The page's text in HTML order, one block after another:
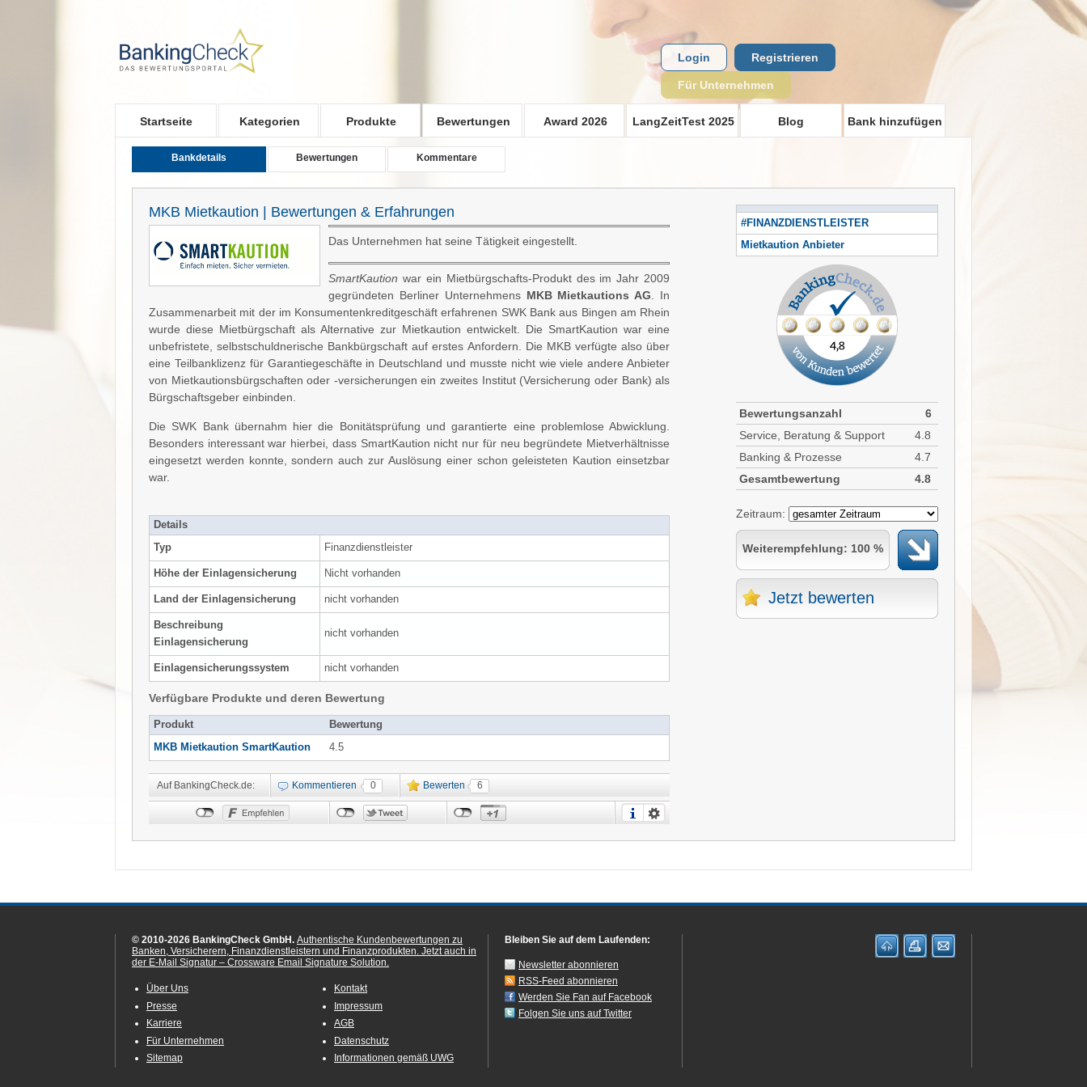
Startseite Kategorien Produkte Bewertungen Award 2026 LangZeitTest 2025 Blog Bank hinzufügen
Login Registrieren
Für Unternehmen
Bankdetails Bewertungen Kommentare
MKB Mietkaution | Bewertungen & Erfahrungen
Das Unternehmen hat seine Tätigkeit eingestellt.
SmartKaution war ein Mietbürgschafts-Produkt des im Jahr 2009
gegründeten Berliner Unternehmens MKB Mietkautions AG . In
Zusammenarbeit mit der im Konsumentenkreditgeschäft erfahrenen SWK Bank aus Bingen am Rhein
wurde diese Mietbürgschaft als Alternative zur Mietkaution entwickelt. Die SmartKaution war eine
unbefristete, selbstschuldnerische Bankbürgschaft auf erstes Anfordern. Die MKB verfügte also über
eine Teilbanklizenz für Garantiegeschäfte in Deutschland und musste nicht wie viele andere Anbieter
von Mietkautionsbürgschaften oder -versicherungen ein zweites Institut (Versicherung oder Bank) als
Bürgschaftsgeber einbinden.
Die SWK Bank übernahm hier die Bonitätsprüfung und garantierte eine problemlose Abwicklung.
Besonders interessant war hierbei, dass SmartKaution nicht nur für neu begründete Mietverhältnisse
eingesetzt werden konnte, sondern auch zur Auslösung einer schon geleisteten Kaution einsetzbar
war.
Details
Typ
Finanzdienstleister
Höhe der Einlagensicherung Nicht vorhanden
Land der Einlagensicherung nicht vorhanden
Beschreibung
Einlagensicherung
nicht vorhanden
Einlagensicherungssystem nicht vorhanden
Verfügbare Produkte und deren Bewertung
Produkt
Bewertung
MKB Mietkaution SmartKaution
4.5
Auf BankingCheck.de: Kommentieren 0 Bewerten 6
#FINANZDIENSTLEISTER
Mietkaution Anbieter
Bewertungsanzahl
6
Service, Beratung & Support
4.8
Banking & Prozesse
4.7
Gesamtbewertung
4.8
Zeitraum:
Weiterempfehlung: 100 %
Jetzt bewerten
© 2010-2026 BankingCheck GmbH. Authentische Kundenbewertungen zu
Banken, Versicherern, Finanzdienstleistern und Finanzprodukten. Jetzt auch in
der E-Mail Signatur – Crossware Email Signature Solution.
Über Uns
Presse
Karriere
Für Unternehmen
Sitemap
Kontakt
Impressum
AGB
Datenschutz
Informationen gemäß UWG
Bleiben Sie auf dem Laufenden:
Newsletter abonnieren
RSS-Feed abonnieren
Werden Sie Fan auf Facebook
Folgen Sie uns auf Twitter